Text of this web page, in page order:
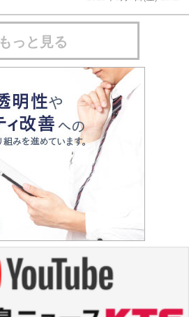
もっと見る